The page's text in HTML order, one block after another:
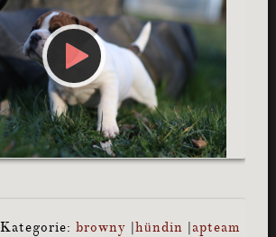
Kategorie: browny |hündin |apteam